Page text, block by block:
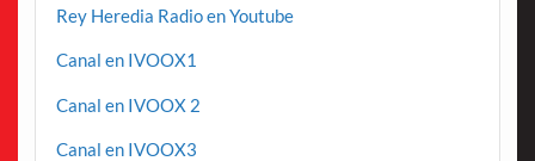
Rey Heredia Radio en Youtube
Canal en IVOOX1
Canal en IVOOX 2
Canal en IVOOX3